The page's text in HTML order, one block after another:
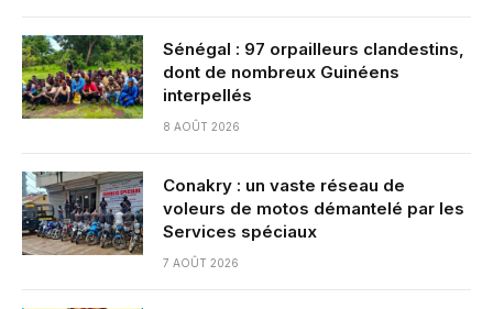
Sénégal : 97 orpailleurs clandestins,
dont de nombreux Guinéens
interpellés
8 AOÛT 2026
Conakry : un vaste réseau de
voleurs de motos démantelé par les
Services spéciaux
7 AOÛT 2026